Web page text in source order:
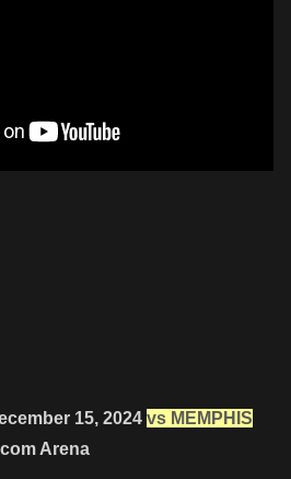
15, 2024 vs MEMPHIS
Arena